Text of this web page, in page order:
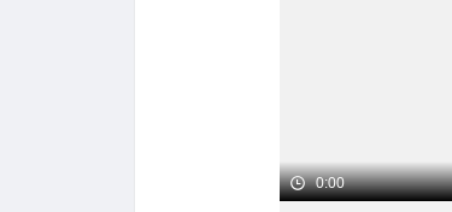
0:00